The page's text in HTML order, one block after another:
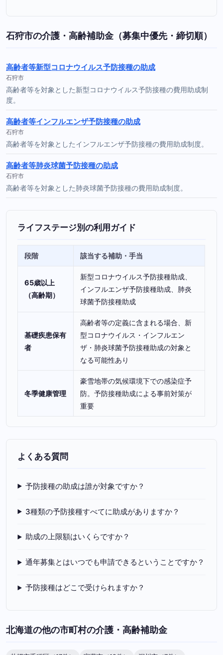
石狩市の介護・高齢補助金（募集中優先・締切順）
高齢者等新型コロナウイルス予防接種の助成
石狩市
高齢者等を対象とした新型コロナウイルス予防接種の費用助成制
度。
高齢者等インフルエンザ予防接種の助成
石狩市
高齢者等を対象としたインフルエンザ予防接種の費用助成制度。
高齢者等肺炎球菌予防接種の助成
石狩市
高齢者等を対象とした肺炎球菌予防接種の費用助成制度。
ライフステージ別の利用ガイド
段階 該当する補助・手当
65歳以上
（高齢期）
新型コロナウイルス予防接種助成、
インフルエンザ予防接種助成、肺炎
球菌予防接種助成
基礎疾患保有
者
高齢者等の定義に含まれる場合、新
型コロナウイルス・インフルエン
ザ・肺炎球菌予防接種助成の対象と
なる可能性あり
冬季健康管理
豪雪地帯の気候環境下での感染症予
防。予防接種助成による事前対策が
重要
よくある質問
予防接種の助成は誰が対象ですか？
3種類の予防接種すべてに助成がありますか？
助成の上限額はいくらですか？
通年募集とはいつでも申請できるということですか？
予防接種はどこで受けられますか？
北海道の他の市町村の介護・高齢補助金